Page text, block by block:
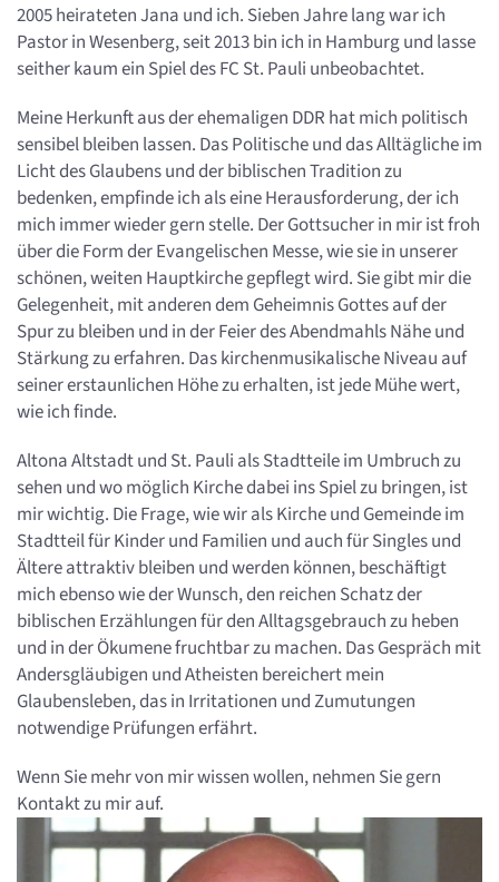
2005 heirateten Jana und ich. Sieben Jahre lang war ich
Pastor in Wesenberg, seit 2013 bin ich in Hamburg und lasse
seither kaum ein Spiel des FC St. Pauli unbeobachtet.
Meine Herkunft aus der ehemaligen DDR hat mich politisch
sensibel bleiben lassen. Das Politische und das Alltägliche im
Licht des Glaubens und der biblischen Tradition zu
bedenken, empfinde ich als eine Herausforderung, der ich
mich immer wieder gern stelle. Der Gottsucher in mir ist froh
über die Form der Evangelischen Messe, wie sie in unserer
schönen, weiten Hauptkirche gepflegt wird. Sie gibt mir die
Gelegenheit, mit anderen dem Geheimnis Gottes auf der
Spur zu bleiben und in der Feier des Abendmahls Nähe und
Stärkung zu erfahren. Das kirchenmusikalische Niveau auf
seiner erstaunlichen Höhe zu erhalten, ist jede Mühe wert,
wie ich finde.
Altona Altstadt und St. Pauli als Stadtteile im Umbruch zu
sehen und wo möglich Kirche dabei ins Spiel zu bringen, ist
mir wichtig. Die Frage, wie wir als Kirche und Gemeinde im
Stadtteil für Kinder und Familien und auch für Singles und
Ältere attraktiv bleiben und werden können, beschäftigt
mich ebenso wie der Wunsch, den reichen Schatz der
biblischen Erzählungen für den Alltagsgebrauch zu heben
und in der Ökumene fruchtbar zu machen. Das Gespräch mit
Andersgläubigen und Atheisten bereichert mein
Glaubensleben, das in Irritationen und Zumutungen
notwendige Prüfungen erfährt.
Wenn Sie mehr von mir wissen wollen, nehmen Sie gern
Kontakt zu mir auf.